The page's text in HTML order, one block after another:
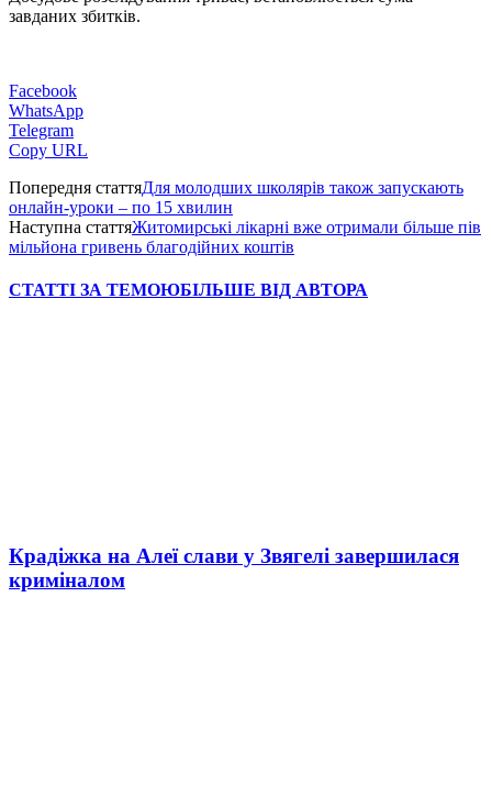
завданих збитків.
Facebook
WhatsApp
Telegram
Copy URL
Попередня статтяДля молодших школярів також запускають
онлайн-уроки – по 15 хвилин
Наступна статтяЖитомирські лікарні вже отримали більше пів
мільйона гривень благодійних коштів
СТАТТІ ЗА ТЕМОЮБІЛЬШЕ ВІД АВТОРА
Крадіжка на Алеї слави у Звягелі завершилася
криміналом